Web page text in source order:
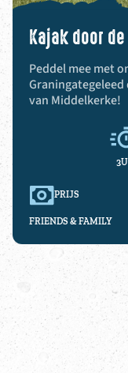
Kajak door
Peddel mee met
van Middelkerke!
3U
PRIJS
FRIENDS & FAMILY